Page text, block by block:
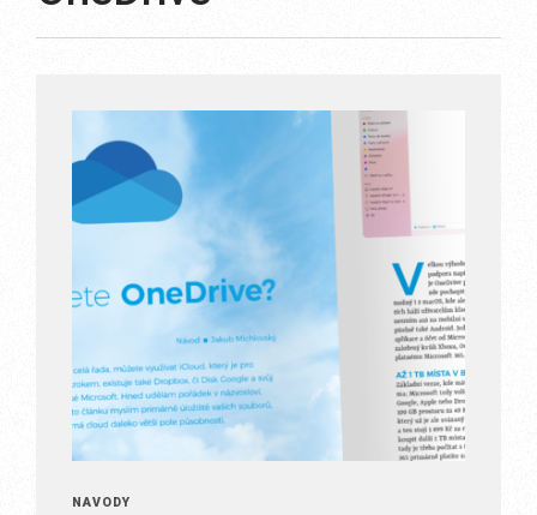
NÁVODY